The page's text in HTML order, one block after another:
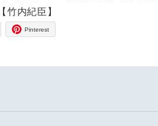
内紀臣】
Pinterest